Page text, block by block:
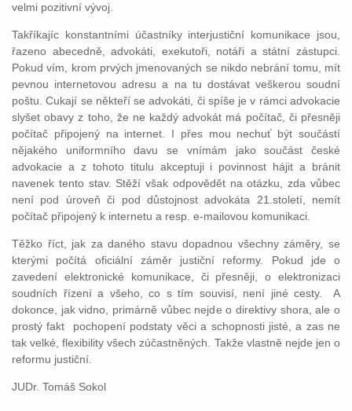
velmi pozitivní vývoj.
Takříkajíc konstantními účastníky interjustiční komunikace jsou,
řazeno abecedně, advokáti, exekutoři, notáři a státní zástupci.
Pokud vím, krom prvých jmenovaných se nikdo nebrání tomu, mít
pevnou internetovou adresu a na tu dostávat veškerou soudní
poštu. Cukají se někteří se advokáti, či spíše je v rámci advokacie
slyšet obavy z toho, že ne každý advokát má počítač, či přesněji
počítač připojený na internet. I přes mou nechuť být součástí
nějakého uniformního davu se vnímám jako součást české
advokacie a z tohoto titulu akceptuji i povinnost hájit a bránit
navenek tento stav. Stěží však odpovědět na otázku, zda vůbec
není pod úroveň či pod důstojnost advokáta 21.století, nemít
počítač připojený k internetu a resp. e-mailovou komunikaci.
Těžko říct, jak za daného stavu dopadnou všechny záměry, se
kterými počítá oficiální záměr justiční reformy. Pokud jde o
zavedení elektronické komunikace, či přesněji, o elektronizaci
soudních řízení a všeho, co s tím souvisí, není jiné cesty. A
dokonce, jak vidno, primárně vůbec nejde o direktivy shora, ale o
prostý fakt pochopení podstaty věci a schopnosti jisté, a zas ne
tak velké, flexibility všech zúčastněných. Takže vlastně nejde jen o
reformu justiční.
JUDr. Tomáš Sokol